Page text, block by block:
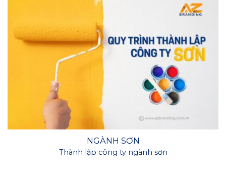
NGÀNH SƠN
Thành lập công ty ngành sơn